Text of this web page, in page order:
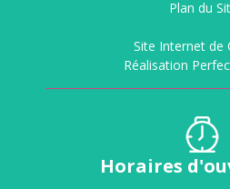
Plan du
Site Internet de
Réalisation
Horaires